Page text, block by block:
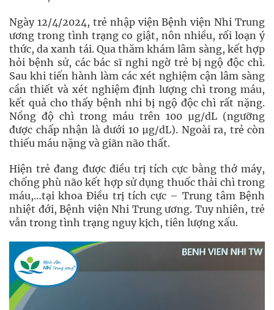
Ngày 12/4/2024, trẻ nhập viện Bệnh viện Nhi Trung
ương trong tình trạng co giật, nôn nhiều, rối loạn ý
thức, da xanh tái. Qua thăm khám lâm sàng, kết hợp
hỏi bệnh sử, các bác sĩ nghi ngờ trẻ bị ngộ độc chì.
Sau khi tiến hành làm các xét nghiệm cận lâm sàng
cần thiết và xét nghiệm định lượng chì trong máu,
kết quả cho thấy bệnh nhi bị ngộ độc chì rất nặng.
Nồng độ chì trong máu trên 100 µg/dL (ngưỡng
được chấp nhận là dưới 10 µg/dL). Ngoài ra, trẻ còn
thiếu máu nặng và giãn não thất.
Hiện trẻ đang được điều trị tích cực bằng thở máy,
chống phù não kết hợp sử dụng thuốc thải chì trong
máu,…tại khoa Điều trị tích cực – Trung tâm Bệnh
nhiệt đới, Bệnh viện Nhi Trung ương. Tuy nhiên, trẻ
vẫn trong tình trạng nguy kịch, tiên lượng xấu.